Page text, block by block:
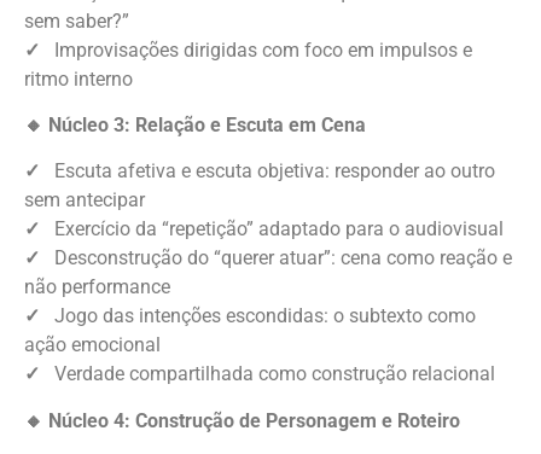
sem saber?”
✓ Improvisações dirigidas com foco em impulsos e
ritmo interno
🔸 Núcleo 3: Relação e Escuta em Cena
✓
Escuta afetiva e escuta objetiva: responder ao outro
sem antecipar
✓
Exercício da “repetição” adaptado para o audiovisual
✓
Desconstrução do “querer atuar”: cena como reação e
não performance
✓ Jogo das intenções escondidas: o subtexto como
ação emocional
✓ Verdade compartilhada como construção relacional
🔸 Núcleo 4: Construção de Personagem e Roteiro